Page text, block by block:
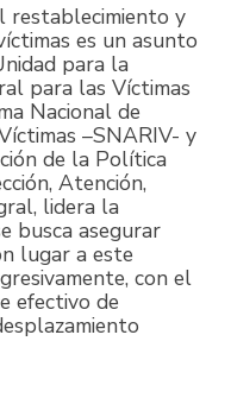
restablecimiento y
es un asunto
para la
para las Víctimas
Nacional de
–SNARIV- y
de la Política
Atención,
lidera la
busca asegurar
lugar a este
con el
efectivo de